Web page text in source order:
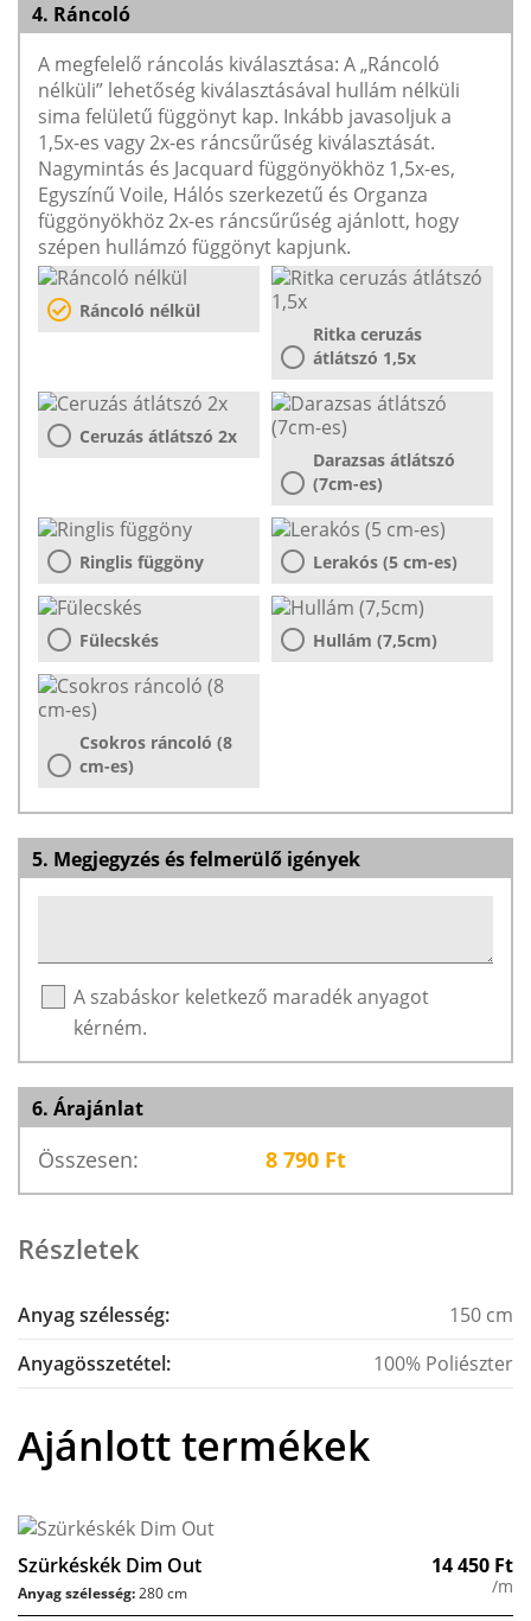
4. Ráncoló
A megfelelő ráncolás kiválasztása: A „Ráncoló
nélküli” lehetőség kiválasztásával hullám nélküli
sima felületű függönyt kap. Inkább javasoljuk a
1,5x-es vagy 2x-es ráncsűrűség kiválasztását.
Nagymintás és Jacquard függönyökhöz 1,5x-es,
Egyszínű Voile, Hálós szerkezetű és Organza
függönyökhöz 2x-es ráncsűrűség ajánlott, hogy
szépen hullámzó függönyt kapjunk.
Ráncoló nélkül
Ritka ceruzás
átlátszó 1,5x
Ceruzás átlátszó 2x
Darazsas átlátszó
(7cm-es)
Ringlis függöny Lerakós (5 cm-es)
Fülecskés Hullám (7,5cm)
Csokros ráncoló (8
cm-es)
5. Megjegyzés és felmerülő igények
A szabáskor keletkező maradék anyagot
kérném.
6. Árajánlat
Összesen: 8 790 Ft
Részletek
Anyag szélesség:
150 cm
Anyagösszetétel:
100% Poliészter
Ajánlott termékek
Szürkéskék Dim Out 14 450 Ft
/m
Anyag szélesség:280 cm